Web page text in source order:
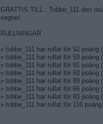
GRATTIS TILL : Tobbe_111 den
segrar!
RULLNINGAR :
» tobbe_111 har rullat för 92 poäng
» tobbe_111 har rullat för 59 poäng
» tobbe_111 har rullat för 81 poäng
» tobbe_111 har rullat för 60 poäng
» tobbe_111 har rullat för 89 poäng
» tobbe_111 har rullat för 66 poäng
» tobbe_111 har rullat för 83 poäng
» tobbe_111 har rullat för 116